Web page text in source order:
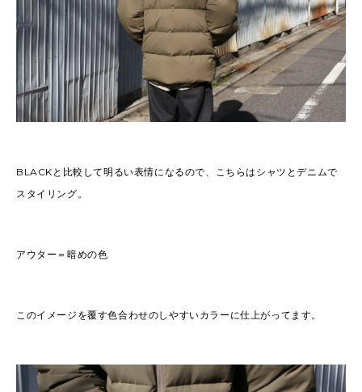
BLACKと比較して明るい表情になるので、こちらはシャツとデニムで
スタイリング。
アウター＝暗めの色
このイメージを覆す色合わせのしやすいカラーに仕上がってます。